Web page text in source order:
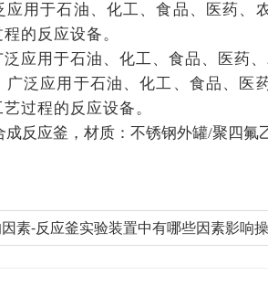
用于石油、化工、食品、医药、
的反应设备。
应用于石油、化工、食品、医药
泛应用于石油、化工、食品、医
过程的反应设备。
反应釜，材质：不锈钢外罐/聚四氟乙
素-反应釜实验装置中有哪些因素影响操